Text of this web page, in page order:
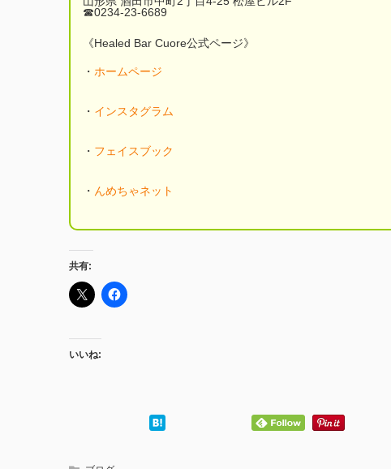
☎︎0234-23-6689
《Healed Bar Cuore公式ページ》
・ ホームページ
・ インスタグラム
・ フェイスブック
・ んめちゃネット
共有:
いいね: